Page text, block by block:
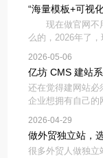
和图片素材就行。
“海量模板+可视
单！
现在做官网不用
么的，2026年了
网，真正实现
2026-05-06
亿坊 CMS 建站
还在觉得建网站必
企业想拥有自己的
门槛拖拽式操作，
2026-04-29
做外贸独立站，
很多外贸人做独立